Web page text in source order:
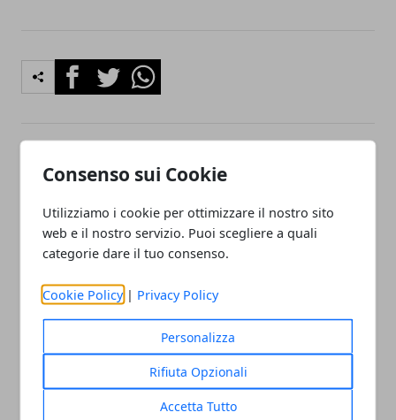
Consenso sui Cookie
Utilizziamo i cookie per ottimizzare il nostro sito
web e il nostro servizio. Puoi scegliere a quali
categorie dare il tuo consenso.
Cookie Policy | Privacy Policy
Personalizza
Rifiuta Opzionali
Accetta Tutto
FacebookTwitterWhatsapp
Articolo Precedente
camaleonte di Voeltzkowi
nuova ricerca mostra cosa
c'è nel WC
Redazione